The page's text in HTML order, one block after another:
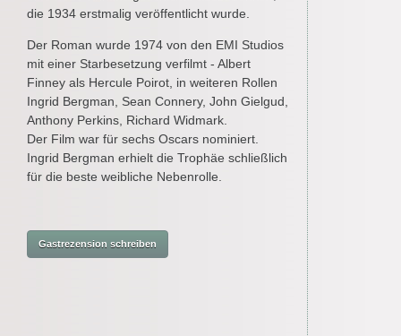
die 1934 erstmalig veröffentlicht wurde.
Der Roman wurde 1974 von den EMI Studios
mit einer Starbesetzung verfilmt - Albert
Finney als Hercule Poirot, in weiteren Rollen
Ingrid Bergman, Sean Connery, John Gielgud,
Anthony Perkins, Richard Widmark.
Der Film war für sechs Oscars nominiert.
Ingrid Bergman erhielt die Trophäe schließlich
für die beste weibliche Nebenrolle.